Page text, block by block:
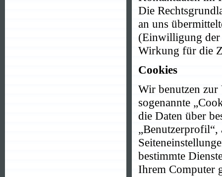
Die
an uns
(Einwilligung der
Wirkung für die
Cookies
Wir benutzen zur
sogenannte
die Daten über
„Benutzerprofil“,
bestimmte
Ihrem Computer